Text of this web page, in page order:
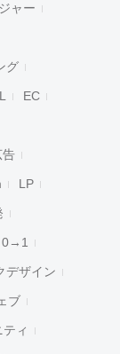
ャー
グ
EC
告
LP
0→1
デザイン
ブ
ィ